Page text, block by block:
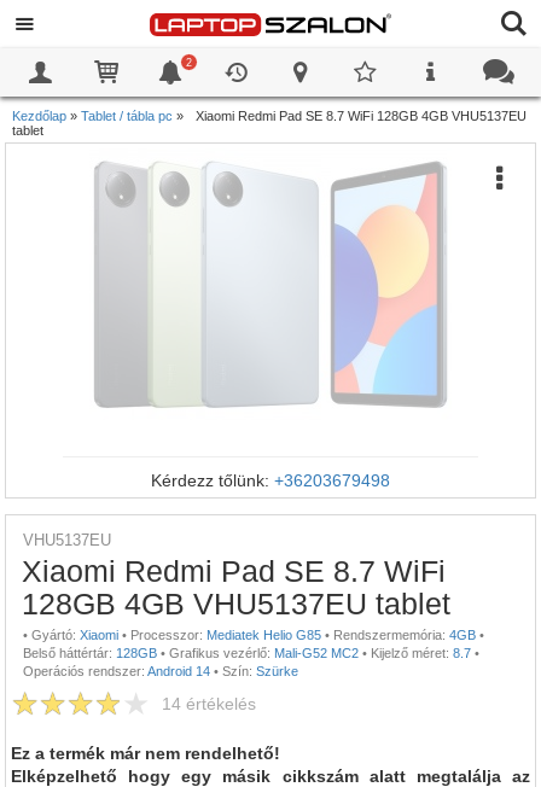
2
Kezdőlap » Tablet / tábla pc »
Xiaomi Redmi Pad SE 8.7 WiFi 128GB 4GB VHU5137EU
tablet
Kérdezz tőlünk: +36203679498
VHU5137EU
Xiaomi Redmi Pad SE 8.7 WiFi
128GB 4GB VHU5137EU tablet
• Gyártó: Xiaomi • Processzor: Mediatek Helio G85 • Rendszermemória: 4GB •
Belső háttértár: 128GB • Grafikus vezérlő: Mali-G52 MC2 • Kijelző méret: 8.7 •
Operációs rendszer: Android 14 • Szín: Szürke
14 értékelés
Ez a termék már nem rendelhető!
Elképzelhető hogy egy másik cikkszám alatt megtalálja az
0
0